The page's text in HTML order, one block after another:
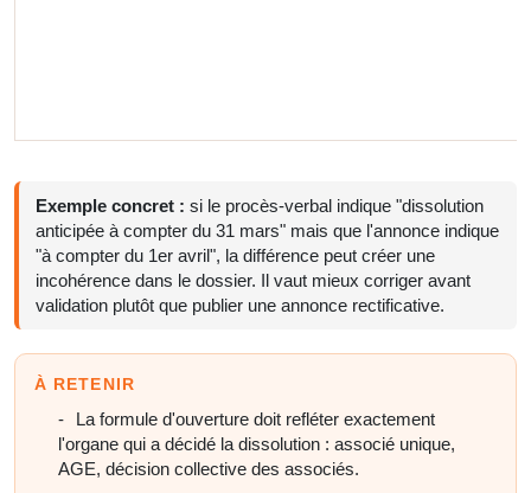
Exemple concret : si le procès-verbal indique "dissolution
anticipée à compter du 31 mars" mais que l'annonce indique
"à compter du 1er avril", la différence peut créer une
incohérence dans le dossier. Il vaut mieux corriger avant
validation plutôt que publier une annonce rectificative.
À RETENIR
La formule d'ouverture doit refléter exactement
l'organe qui a décidé la dissolution : associé unique,
AGE, décision collective des associés.